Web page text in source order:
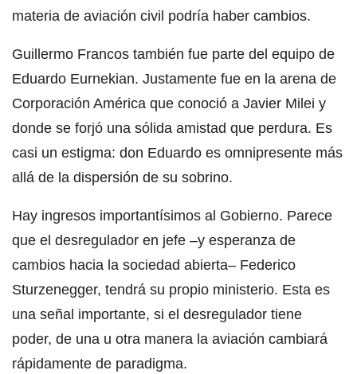
materia de aviación civil podría haber cambios.
Guillermo Francos también fue parte del equipo de
Eduardo Eurnekian. Justamente fue en la arena de
Corporación América que conoció a Javier Milei y
donde se forjó una sólida amistad que perdura. Es
casi un estigma: don Eduardo es omnipresente más
allá de la dispersión de su sobrino.
Hay ingresos importantísimos al Gobierno. Parece
que el desregulador en jefe –y esperanza de
cambios hacia la sociedad abierta– Federico
Sturzenegger, tendrá su propio ministerio. Esta es
una señal importante, si el desregulador tiene
poder, de una u otra manera la aviación cambiará
rápidamente de paradigma.